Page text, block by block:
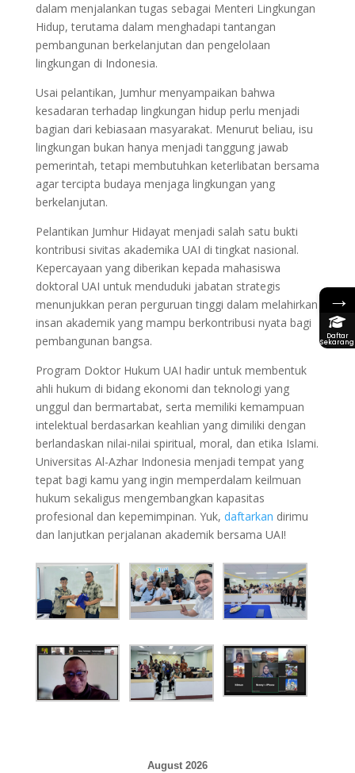
dalam menjalankan tugas sebagai Menteri Lingkungan
Hidup, terutama dalam menghadapi tantangan
pembangunan berkelanjutan dan pengelolaan
lingkungan di Indonesia.
Usai pelantikan, Jumhur menyampaikan bahwa
kesadaran terhadap lingkungan hidup perlu menjadi
bagian dari kebiasaan masyarakat. Menurut beliau, isu
lingkungan bukan hanya menjadi tanggung jawab
pemerintah, tetapi membutuhkan keterlibatan bersama
agar tercipta budaya menjaga lingkungan yang
berkelanjutan.
Pelantikan Jumhur Hidayat menjadi salah satu bukti
kontribusi sivitas akademika UAI di tingkat nasional.
Kepercayaan yang diberikan kepada mahasiswa
doktoral UAI untuk menduduki jabatan strategis
menunjukkan peran perguruan tinggi dalam melahirkan
insan akademik yang mampu berkontribusi nyata bagi
pembangunan bangsa.
Program Doktor Hukum UAI hadir untuk membentuk
ahli hukum di bidang ekonomi dan teknologi yang
unggul dan bermartabat, serta memiliki kemampuan
intelektual berdasarkan keahlian yang dimiliki dengan
berlandaskan nilai-nilai spiritual, moral, dan etika Islami.
Universitas Al-Azhar Indonesia menjadi tempat yang
tepat bagi kamu yang ingin memperdalam keilmuan
hukum sekaligus mengembangkan kapasitas
profesional dan kepemimpinan. Yuk, daftarkan dirimu
dan lanjutkan perjalanan akademik bersama UAI!
August 2026
→
Daftar
Sekarang